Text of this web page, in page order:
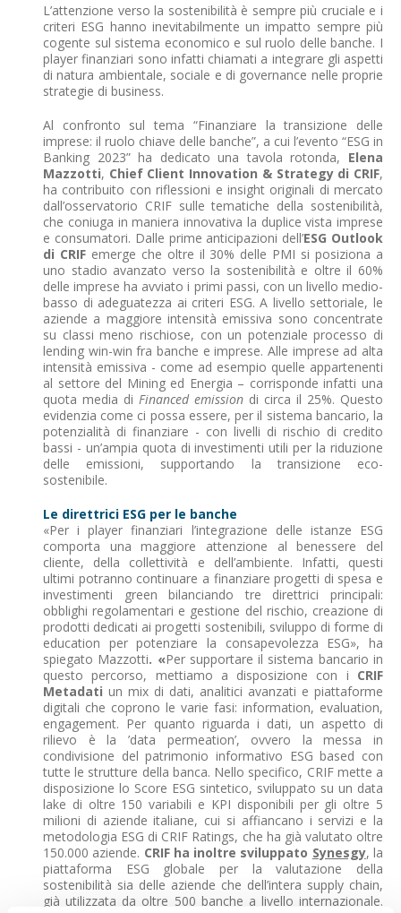
L’attenzione verso la sostenibilità è sempre più cruciale e i
criteri ESG hanno inevitabilmente un impatto sempre più
cogente sul sistema economico e sul ruolo delle banche. I
player finanziari sono infatti chiamati a integrare gli aspetti
di natura ambientale, sociale e di governance nelle proprie
strategie di business.
Al confronto sul tema “Finanziare la transizione delle
imprese: il ruolo chiave delle banche”, a cui l’evento “ESG in
Banking 2023” ha dedicato una tavola rotonda, Elena
Mazzotti, Chief Client Innovation & Strategy di CRIF,
ha contribuito con riflessioni e insight originali di mercato
dall’osservatorio CRIF sulle tematiche della sostenibilità,
che coniuga in maniera innovativa la duplice vista imprese
e consumatori. Dalle prime anticipazioni dell’ESG Outlook
di CRIFemerge che oltre il 30% delle PMI si posiziona a
uno stadio avanzato verso la sostenibilità e oltre il 60%
delle imprese ha avviato i primi passi, con un livello medio-
basso di adeguatezza ai criteri ESG. A livello settoriale, le
aziende a maggiore intensità emissiva sono concentrate
su classi meno rischiose, con un potenziale processo di
lending win-win fra banche e imprese. Alle imprese ad alta
intensità emissiva - come ad esempio quelle appartenenti
al settore del Mining ed Energia – corrisponde infatti una
quota media di Financed emission di circa il 25%. Questo
evidenzia come ci possa essere, per il sistema bancario, la
potenzialità di finanziare - con livelli di rischio di credito
bassi - un’ampia quota di investimenti utili per la riduzione
delle emissioni, supportando la transizione eco-
sostenibile.
Le direttrici ESG per le banche
«Per i player finanziari l’integrazione delle istanze ESG
comporta una maggiore attenzione al benessere del
cliente, della collettività e dell’ambiente. Infatti, questi
ultimi potranno continuare a finanziare progetti di spesa e
investimenti green bilanciando tre direttrici principali:
obblighi regolamentari e gestione del rischio, creazione di
prodotti dedicati ai progetti sostenibili, sviluppo di forme di
education per potenziare la consapevolezza ESG», ha
spiegato Mazzotti. «Per supportare il sistema bancario in
questo percorso, mettiamo a disposizione con i CRIF
Metadati un mix di dati, analitici avanzati e piattaforme
digitali che coprono le varie fasi: information, evaluation,
engagement. Per quanto riguarda i dati, un aspetto di
rilievo è la ’data permeation’, ovvero la messa in
condivisione del patrimonio informativo ESG based con
tutte le strutture della banca. Nello specifico, CRIF mette a
disposizione lo Score ESG sintetico, sviluppato su un data
lake di oltre 150 variabili e KPI disponibili per gli oltre 5
milioni di aziende italiane, cui si affiancano i servizi e la
metodologia ESG di CRIF Ratings, che ha già valutato oltre
150.000 aziende. CRIF ha inoltre sviluppato Synesgy, la
piattaforma ESG globale per la valutazione della
sostenibilità sia delle aziende che dell’intera supply chain,
già utilizzata da oltre 500 banche a livello internazionale.